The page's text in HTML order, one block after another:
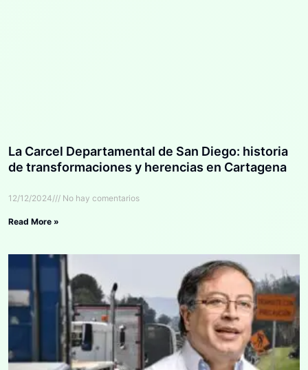
La Carcel Departamental de San Diego: historia
de transformaciones y herencias en Cartagena
12/12/2024 No hay comentarios
Read More »